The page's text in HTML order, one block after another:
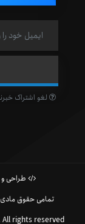
لغو اشتراک
طراحی و
تمامی حقوق
All rights reserved